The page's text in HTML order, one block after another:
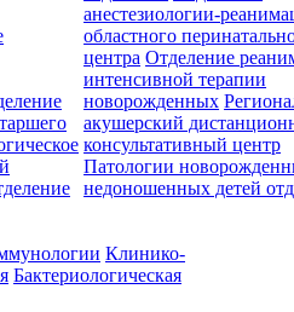
анестезиологии-
областного
центра Отделение
интенсивной терапии
новорожденных
акушерский
консультативный центр
Патологии
недоношенных детей
Клинико-
Бактериологическая